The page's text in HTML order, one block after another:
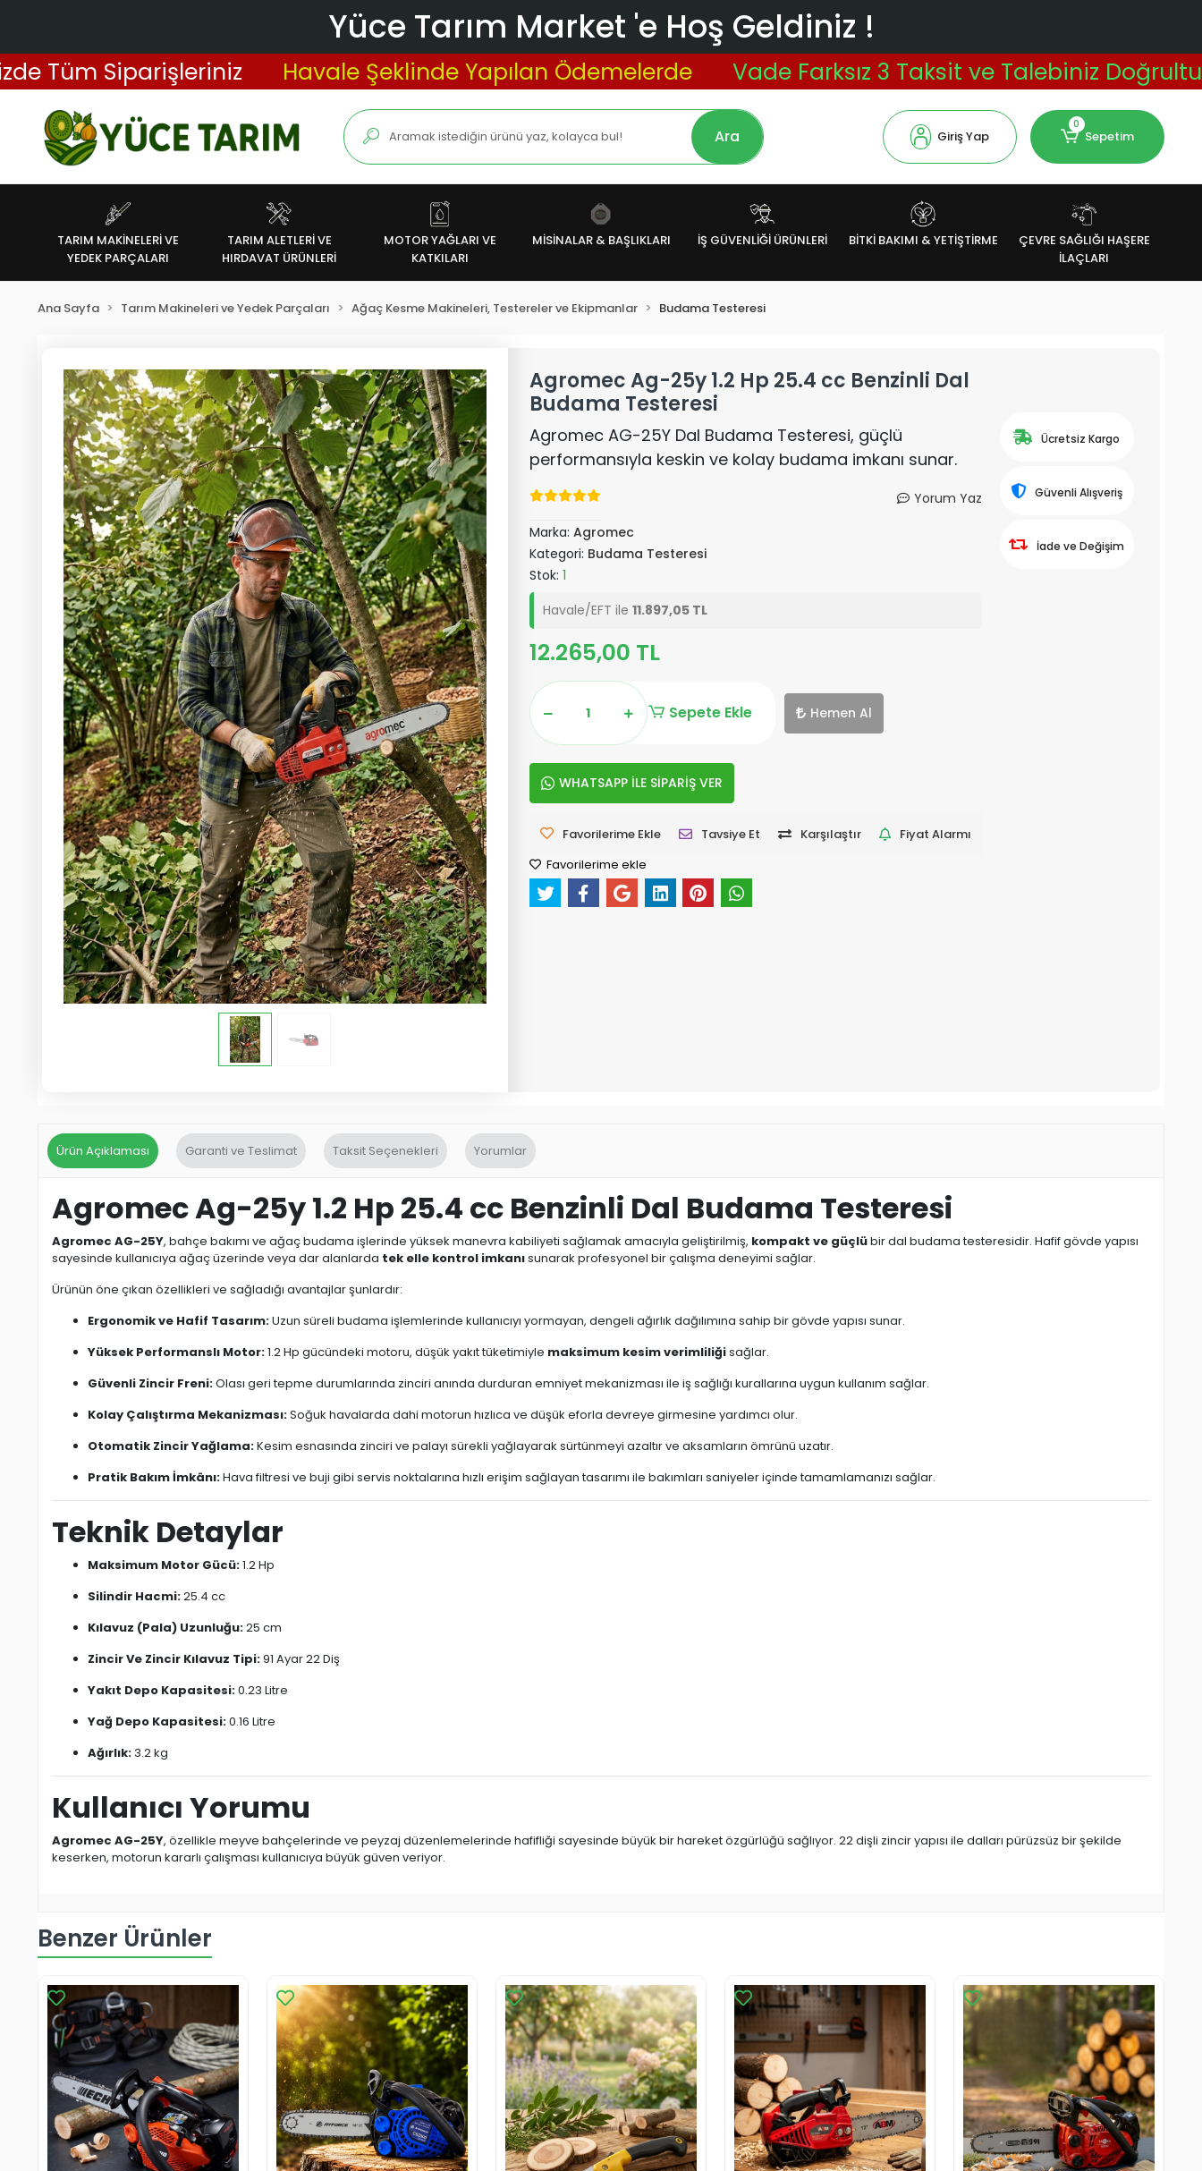
Yüce Tarım Market 'e Hoş Geldiniz !
Siparişleriniz Havale Şeklinde Yapılan Ödemelerde Vade Farksız 3 Taksit ve Talebiniz
Ara Giriş Yap
0
Sepetim
TARIM MAKİNELERİ VE
YEDEK PARÇALARI
TARIM ALETLERİ VE
HIRDAVAT ÜRÜNLERİ
MOTOR YAĞLARI VE
KATKILARI
MİSİNALAR & BAŞLIKLARI İŞ GÜVENLİĞİ ÜRÜNLERİ BİTKİ BAKIMI & YETİŞTİRME
ÇEVRE SAĞLIĞI HAŞERE
İLAÇLARI
Ana Sayfa Tarım Makineleri ve Yedek Parçaları Ağaç Kesme Makineleri, Testereler ve Ekipmanlar Budama Testeresi
Agromec Ag-25y 1.2 Hp 25.4 cc Benzinli Dal
Budama Testeresi
Agromec AG-25Y Dal Budama Testeresi, güçlü
performansıyla keskin ve kolay budama imkanı sunar.
Yorum Yaz
Marka: Agromec
Kategori: Budama Testeresi
Stok: 1
Havale/EFT ile 11.897,05 TL
12.265,00 TL
Sepete Ekle Hemen Al
WHATSAPP İLE SİPARİŞ VER
Favorilerime Ekle Tavsiye Et Karşılaştır
Fiyat Alarmı
Favorilerime ekle
Ücretsiz Kargo
Güvenli Alışveriş
İade ve Değişim
Ürün Açıklaması Garanti ve Teslimat Taksit Seçenekleri Yorumlar
Agromec Ag-25y 1.2 Hp 25.4 cc Benzinli Dal Budama Testeresi
Agromec AG-25Y, bahçe bakımı ve ağaç budama işlerinde yüksek manevra kabiliyeti sağlamak amacıyla geliştirilmiş, kompakt ve güçlübir dal budama testeresidir. Hafif gövde yapısı
sayesinde kullanıcıya ağaç üzerinde veya dar alanlarda tek elle kontrol imkanısunarak profesyonel bir çalışma deneyimi sağlar.
Ürünün öne çıkan özellikleri ve sağladığı avantajlar şunlardır:
Ergonomik ve Hafif Tasarım:Uzun süreli budama işlemlerinde kullanıcıyı yormayan, dengeli ağırlık dağılımına sahip bir gövde yapısı sunar.
Yüksek Performanslı Motor:1.2 Hp gücündeki motoru, düşük yakıt tüketimiyle maksimum kesim verimliliğisağlar.
Güvenli Zincir Freni:Olası geri tepme durumlarında zinciri anında durduran emniyet mekanizması ile iş sağlığı kurallarına uygun kullanım sağlar.
Kolay Çalıştırma Mekanizması:Soğuk havalarda dahi motorun hızlıca ve düşük eforla devreye girmesine yardımcı olur.
Otomatik Zincir Yağlama:Kesim esnasında zinciri ve palayı sürekli yağlayarak sürtünmeyi azaltır ve aksamların ömrünü uzatır.
Pratik Bakım İmkânı:Hava filtresi ve buji gibi servis noktalarına hızlı erişim sağlayan tasarımı ile bakımları saniyeler içinde tamamlamanızı sağlar.
Teknik Detaylar
Maksimum Motor Gücü:1.2 Hp
Silindir Hacmi:25.4 cc
Kılavuz (Pala) Uzunluğu:25 cm
Zincir Ve Zincir Kılavuz Tipi:91 Ayar 22 Diş
Yakıt Depo Kapasitesi:0.23 Litre
Yağ Depo Kapasitesi:0.16 Litre
Ağırlık:3.2 kg
Kullanıcı Yorumu
Agromec AG-25Y, özellikle meyve bahçelerinde ve peyzaj düzenlemelerinde hafifliği sayesinde büyük bir hareket özgürlüğü sağlıyor. 22 dişli zincir yapısı ile dalları pürüzsüz bir şekilde
keserken, motorun kararlı çalışması kullanıcıya büyük güven veriyor.
Benzer Ürünler